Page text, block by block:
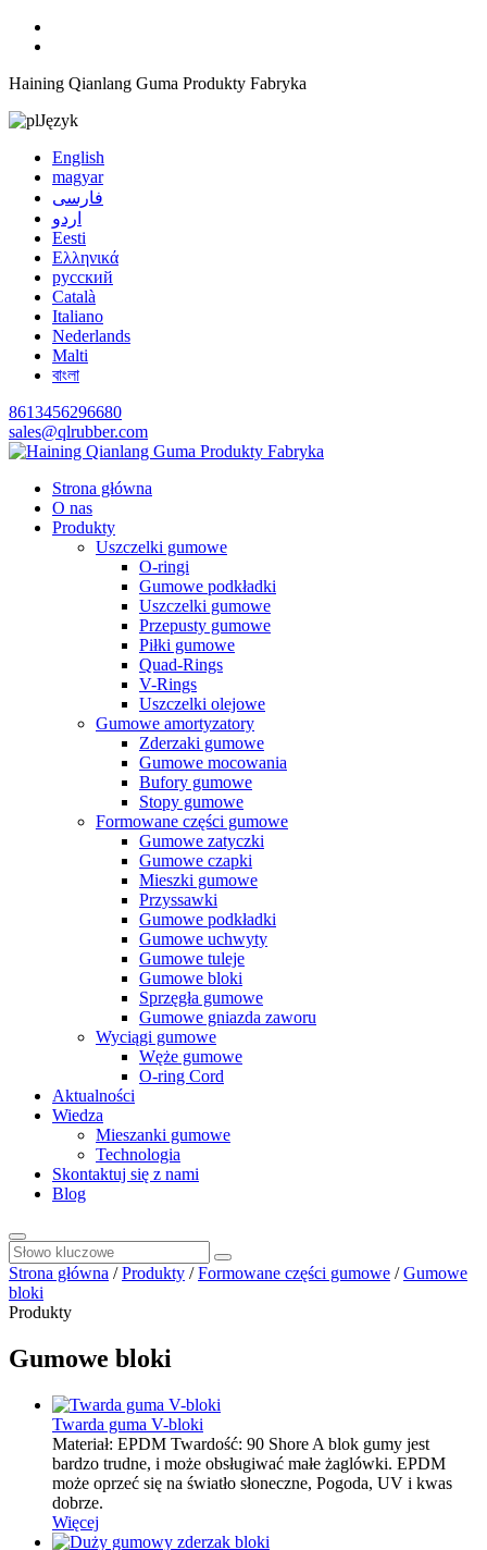
Haining Qianlang Guma Produkty Fabryka
Język
English
magyar
فارسی
اردو
Eesti
Ελληνικά
русский
Català
Italiano
Nederlands
Malti
বাংলা
8613456296680
sales@qlrubber.com
Strona główna
O nas
Produkty
Uszczelki gumowe
O-ringi
Gumowe podkładki
Uszczelki gumowe
Przepusty gumowe
Piłki gumowe
Quad-Rings
V-Rings
Uszczelki olejowe
Gumowe amortyzatory
Zderzaki gumowe
Gumowe mocowania
Bufory gumowe
Stopy gumowe
Formowane części gumowe
Gumowe zatyczki
Gumowe czapki
Mieszki gumowe
Przyssawki
Gumowe podkładki
Gumowe uchwyty
Gumowe tuleje
Gumowe bloki
Sprzęgła gumowe
Gumowe gniazda zaworu
Wyciągi gumowe
Węże gumowe
O-ring Cord
Aktualności
Wiedza
Mieszanki gumowe
Technologia
Skontaktuj się z nami
Blog
Strona główna /Produkty /Formowane części gumowe /Gumowe
bloki
Produkty
Gumowe bloki
Twarda guma V-bloki
Materiał: EPDM Twardość: 90 Shore A blok gumy jest
bardzo trudne, i może obsługiwać małe żaglówki. EPDM
może oprzeć się na światło słoneczne, Pogoda, UV i kwas
dobrze.
Więcej